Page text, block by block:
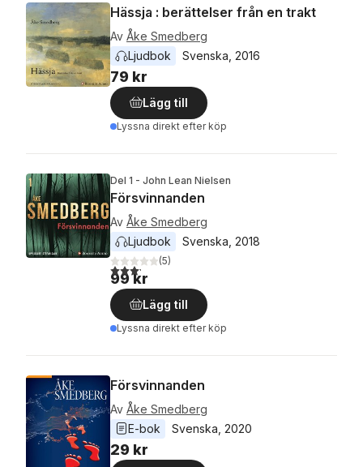
Hässja : berättelser från en trakt
Av Åke Smedberg
Ljudbok
Svenska 2016
79 kr
Lägg till
Lyssna direkt efter köp
Del 1 - John Lean Nielsen
Försvinnanden
Av Åke Smedberg
Ljudbok
Svenska 2018
3,2utav 5 stjärnor. Totalt antal röster:
(5)
99 kr
Lägg till
Lyssna direkt efter köp
Försvinnanden
Av Åke Smedberg
E-bok
Svenska 2020
29 kr